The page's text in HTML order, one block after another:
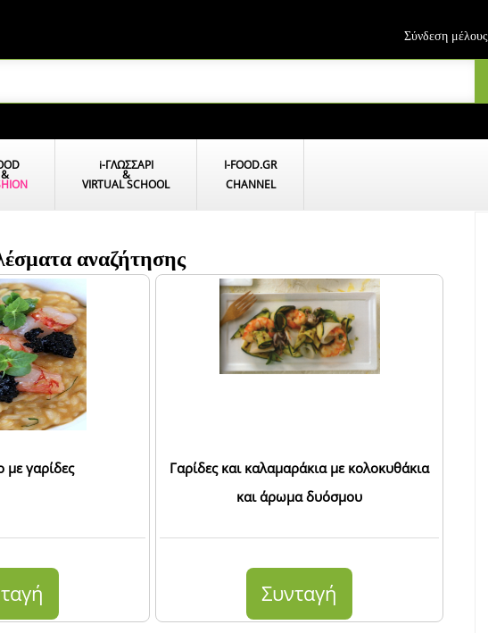
Σύνδεση μέλους
&
i-ΓΛΩΣΣΑΡΙ
&
VIRTUAL SCHOOL
I-FOOD.GR
CHANNEL
αναζήτησης
με γαρίδες
Γαρίδες και καλαμαράκια με κολοκυθάκια
και άρωμα δυόσμου
Συνταγή